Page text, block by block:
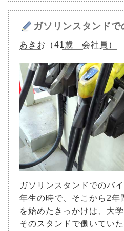
ガソリンスタンド
あきお（41歳 会社員）
ガソリンスタンドでのバ
年生の時で、そこから2年
を始めたきっかけは、大
そのスタンドで働いてい